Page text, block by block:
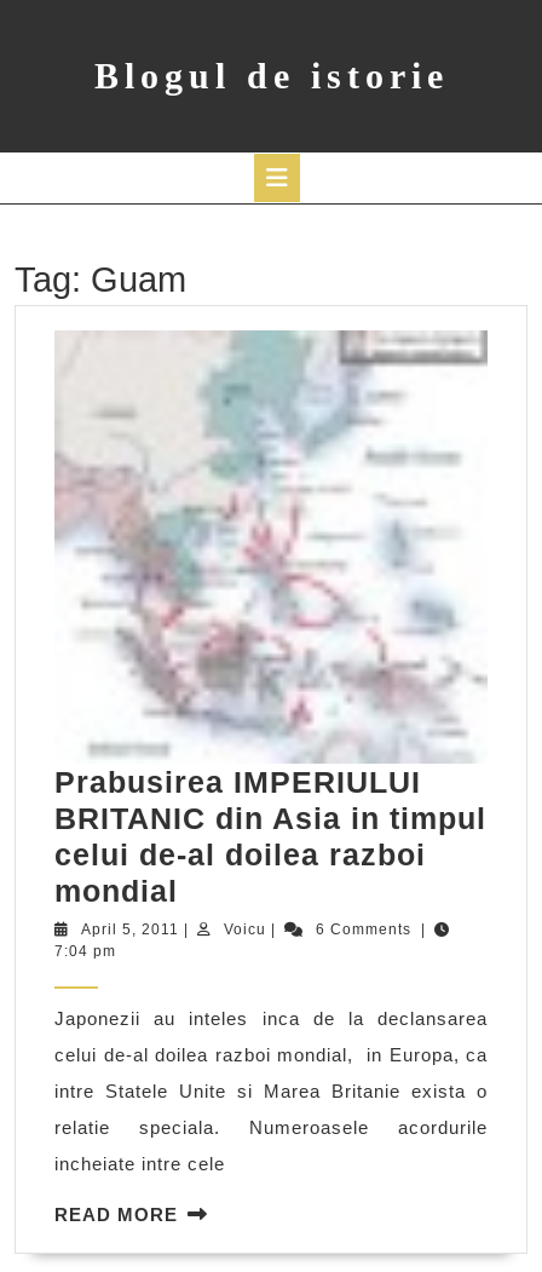
Blogul de istorie
Tag: Guam
Prabusirea IMPERIULUI
BRITANIC din Asia in timpul
celui de-al doilea razboi
mondial
IMPERIULUI
Asia
in
timpul
celui
de-
al
doilea
April 5, 2011 April
Voicu Voicu 6 Comments
7:04 pm
Japonezii au inteles inca de la declansarea
celui de-al doilea razboi mondial, in Europa, ca
intre Statele Unite si Marea Britanie exista o
relatie speciala. Numeroasele acordurile
incheiate intre cele
READ MORE READ